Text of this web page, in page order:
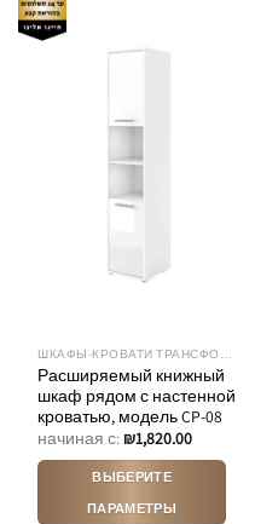
имеет
несколько
вариаций.
ШКАФЫ-КРОВАТИ ТРАНСФОРМЕРЫ
Расширяемый книжный
шкаф рядом с настенной
кроватью, модель CP-08
начиная с: ₪1,820.00
ВЫБЕРИТЕ
ПАРАМЕТРЫ